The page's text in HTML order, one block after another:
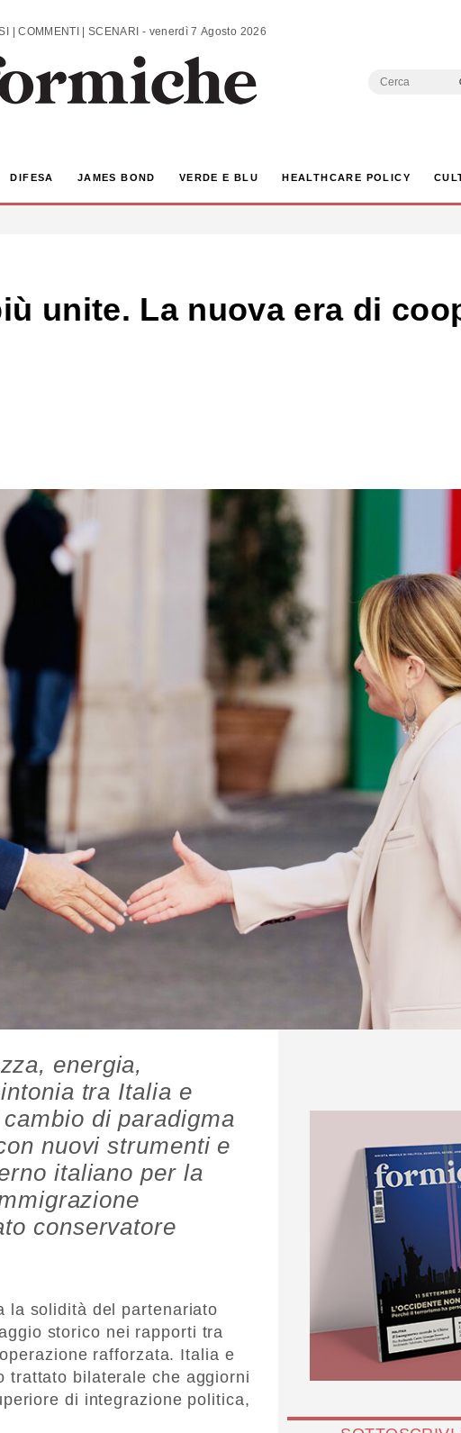
ANALISI | COMMENTI | SCENARI - venerdì 7 Agosto 2026
Search
DIFESA JAMES BOND VERDE E BLU HEALTHCARE POLICY
unite. La nuova era di
energia,
tra Italia e
di paradigma
nuovi strumenti e
italiano per la
conservatore
la solidità del partenariato
storico nei rapporti tra
rafforzata. Italia e
trattato bilaterale che aggiorni
di integrazione politica,